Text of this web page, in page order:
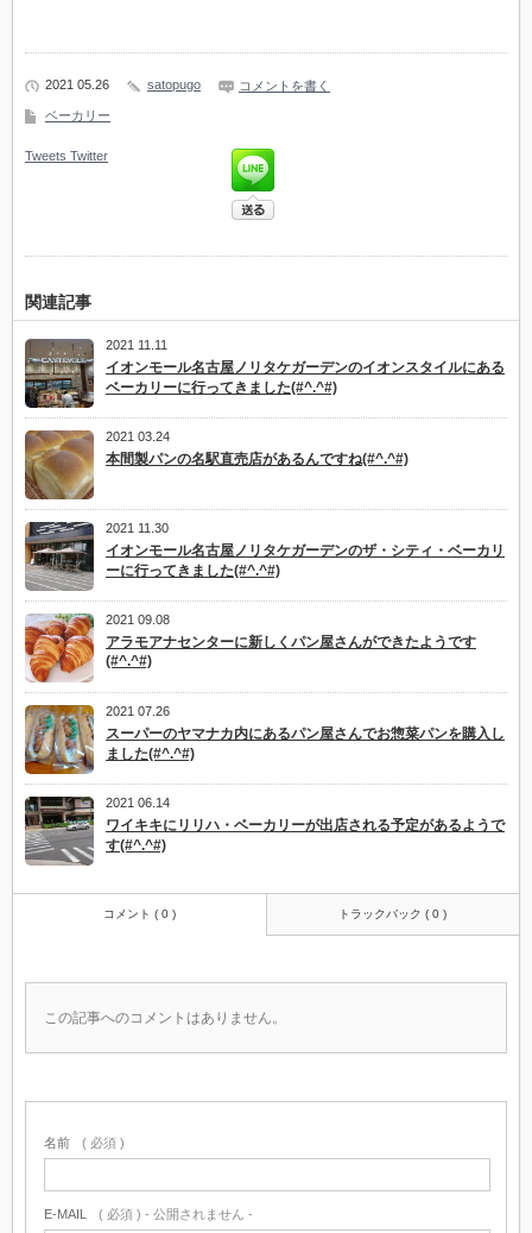
2021 05.26 satopugo コメントを書く
ベーカリー
Tweets Twitter
関連記事
2021 11.11
イオンモール名古屋ノリタケガーデンのイオンスタイルにある
ベーカリーに行ってきました(#^.^#)
2021 03.24
本間製パンの名駅直売店があるんですね(#^.^#)
2021 11.30
イオンモール名古屋ノリタケガーデンのザ・シティ・ベーカリ
ーに行ってきました(#^.^#)
2021 09.08
アラモアナセンターに新しくパン屋さんができたようです
(#^.^#)
2021 07.26
スーパーのヤマナカ内にあるパン屋さんでお惣菜パンを購入し
ました(#^.^#)
2021 06.14
ワイキキにリリハ・ベーカリーが出店される予定があるようで
す(#^.^#)
コメント ( 0 ) トラックバック ( 0 )
この記事へのコメントはありません。
名前 ( 必須 )
E-MAIL ( 必須 ) - 公開されません -